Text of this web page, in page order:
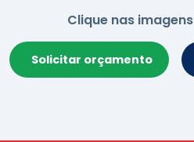
Clique nas imagens
Solicitar orçamento